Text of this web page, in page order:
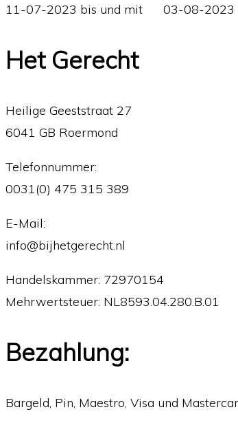
11-07-2023 bis und mit 03-08-2023
Het Gerecht
Heilige Geeststraat 27
6041 GB Roermond
Telefonnummer:
0031(0) 475 315 389
E-Mail:
info@bijhetgerecht.nl
Handelskammer: 72970154
Mehrwertsteuer: NL8593.04.280.B.01
Bezahlung:
Bargeld, Pin, Maestro, Visa und